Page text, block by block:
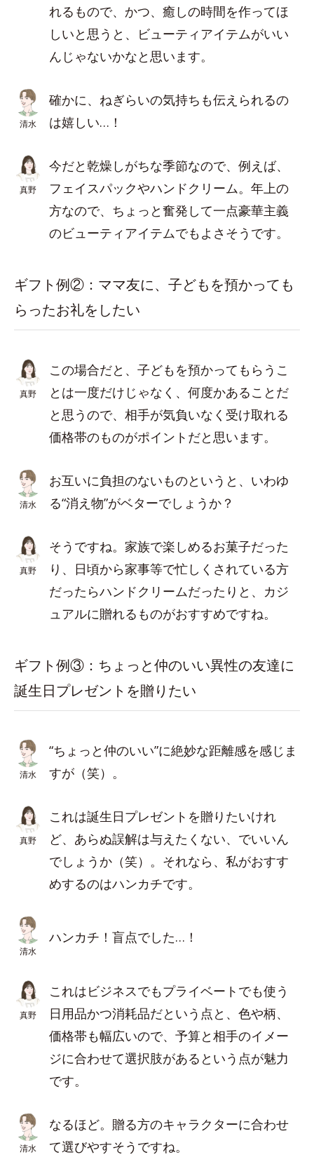
れるもので、かつ、癒しの時間を作ってほ
しいと思うと、ビューティアイテムがいい
んじゃないかなと思います。
清水
確かに、ねぎらいの気持ちも伝えられるの
は嬉しい…！
真野
今だと乾燥しがちな季節なので、例えば、
フェイスパックやハンドクリーム。年上の
方なので、ちょっと奮発して一点豪華主義
のビューティアイテムでもよさそうです。
ギフト例②：ママ友に、子どもを預かっても
らったお礼をしたい
真野
この場合だと、子どもを預かってもらうこ
とは一度だけじゃなく、何度かあることだ
と思うので、相手が気負いなく受け取れる
価格帯のものがポイントだと思います。
清水
お互いに負担のないものというと、いわゆ
る“消え物”がベターでしょうか？
真野
そうですね。家族で楽しめるお菓子だった
り、日頃から家事等で忙しくされている方
だったらハンドクリームだったりと、カジ
ュアルに贈れるものがおすすめですね。
ギフト例③：ちょっと仲のいい異性の友達に
誕生日プレゼントを贈りたい
清水
“ちょっと仲のいい”に絶妙な距離感を感じま
すが（笑）。
真野
これは誕生日プレゼントを贈りたいけれ
ど、あらぬ誤解は与えたくない、でいいん
でしょうか（笑）。それなら、私がおすす
めするのはハンカチです。
清水
ハンカチ！盲点でした…！
真野
これはビジネスでもプライベートでも使う
日用品かつ消耗品だという点と、色や柄、
価格帯も幅広いので、予算と相手のイメー
ジに合わせて選択肢があるという点が魅力
です。
清水
なるほど。贈る方のキャラクターに合わせ
て選びやすそうですね。